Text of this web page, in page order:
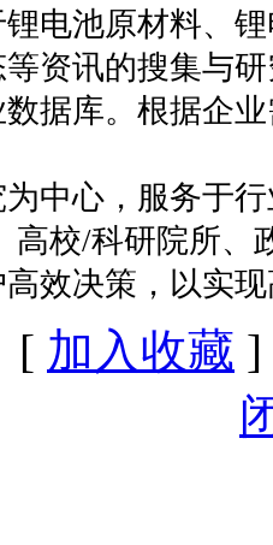
电池原材料、
资讯的搜集与
据库。根据企
中心，服务于
高校/科研院所、
效决策，以实
[ 加入收藏